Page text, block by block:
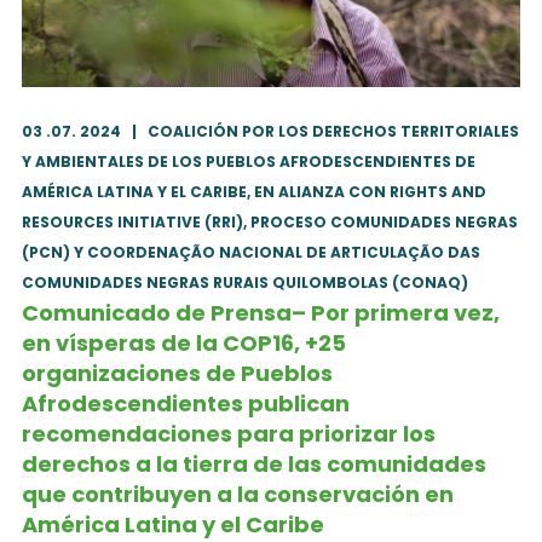
03 .07. 2024 | COALICIÓN POR LOS DERECHOS TERRITORIALES
Y AMBIENTALES DE LOS PUEBLOS AFRODESCENDIENTES DE
AMÉRICA LATINA Y EL CARIBE, EN ALIANZA CON RIGHTS AND
RESOURCES INITIATIVE (RRI), PROCESO COMUNIDADES NEGRAS
(PCN) Y COORDENAÇÃO NACIONAL DE ARTICULAÇÃO DAS
COMUNIDADES NEGRAS RURAIS QUILOMBOLAS (CONAQ)
Comunicado de Prensa– Por primera vez,
en vísperas de la COP16, +25
organizaciones de Pueblos
Afrodescendientes publican
recomendaciones para priorizar los
derechos a la tierra de las comunidades
que contribuyen a la conservación en
América Latina y el Caribe